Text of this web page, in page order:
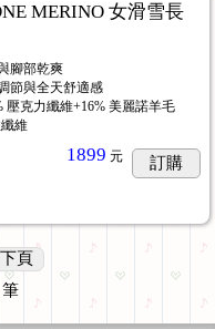
MERINO 女滑雪長
腳部乾爽
節與全天舒適感
壓克力纖維+16% 美麗諾羊毛
維
1899 元 訂購
下頁
筆